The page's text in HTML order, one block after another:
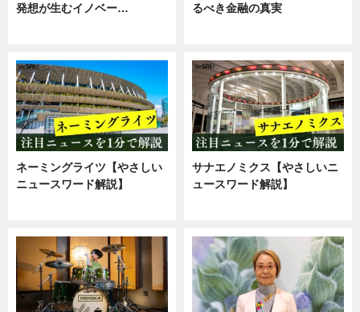
発想が生むイノベー…
るべき金融の真実
ネーミングライツ【やさしい
ニュースワード解説】
サナエノミクス【やさしいニ
ュースワード解説】